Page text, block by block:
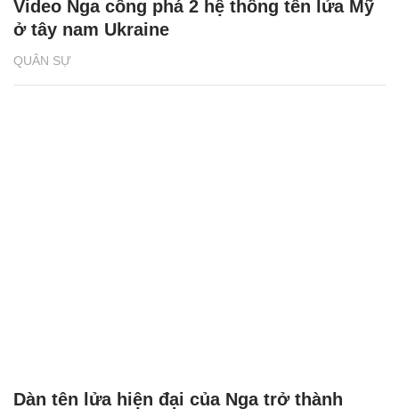
QUÂN SỰ
Video Nga công phá 2 hệ thống tên lửa Mỹ
ở tây nam Ukraine
Dàn tên lửa hiện đại của Nga trở thành